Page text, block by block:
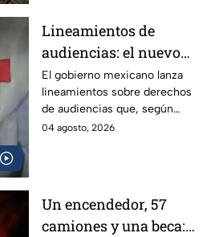
Lineamientos de
audiencias: el nuevo
mecanismo del
gobierno para censurar
medios y blindar la
corrupción en México
El gobierno mexicano lanza
lineamientos sobre derechos
de audiencias que, según
críticos, no protegen al
crimen organizado.
04 agosto, 2026
Un encendedor, 57
camiones y una beca: